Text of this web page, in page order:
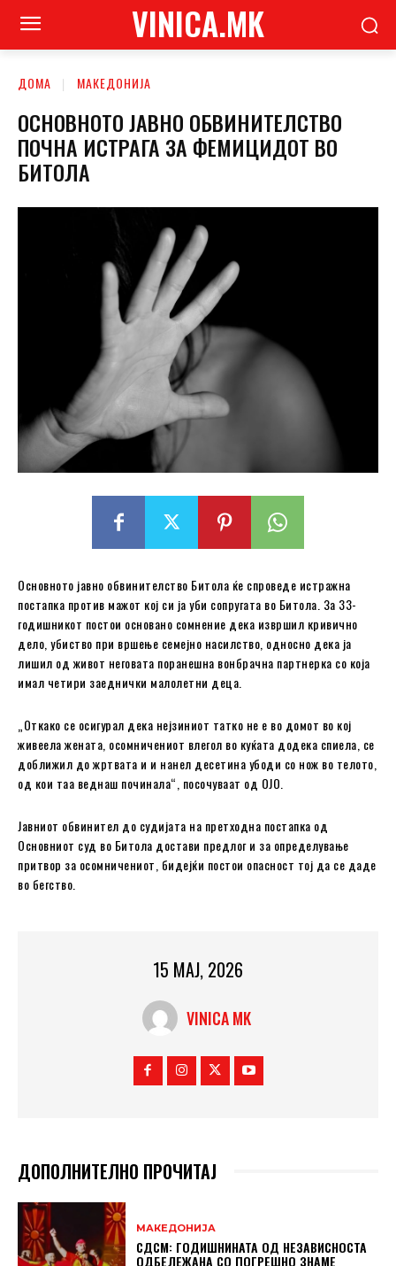
VINICA.MK
ДОМА МАКЕДОНИЈА
ОСНОВНОТО ЈАВНО ОБВИНИТЕЛСТВО
ПОЧНА ИСТРАГА ЗА ФЕМИЦИДОТ ВО
БИТОЛА
Основното јавно обвинителство Битола ќе спроведе истражна
постапка против мажот кој си ја уби сопругата во Битола. За 33-
годишникот постои основано сомнение дека извршил кривично
дело, убиство при вршење семејно насилство, односно дека ја
лишил од живот неговата поранешна вонбрачна партнерка со која
имал четири заеднички малолетни деца.
„Откако се осигурал дека нејзиниот татко не е во домот во кој
живеела жената, осомничениот влегол во куќата додека спиела, се
доближил до жртвата и и нанел десетина убоди со нож во телото,
од кои таа веднаш починала“, посочуваат од ОЈО.
Јавниот обвинител до судијата на претходна постапка од
Основниот суд во Битола достави предлог и за определување
притвор за осомничениот, бидејќи постои опасност тој да се даде
во бегство.
15 МАЈ, 2026
VINICA MK
ДОПОЛНИТЕЛНО ПРОЧИТАЈ
МАКЕДОНИЈА
СДСМ: ГОДИШНИНАТА ОД НЕЗАВИСНОСТА
ОДБЕЛЕЖАНА СО ПОГРЕШНО ЗНАМЕ